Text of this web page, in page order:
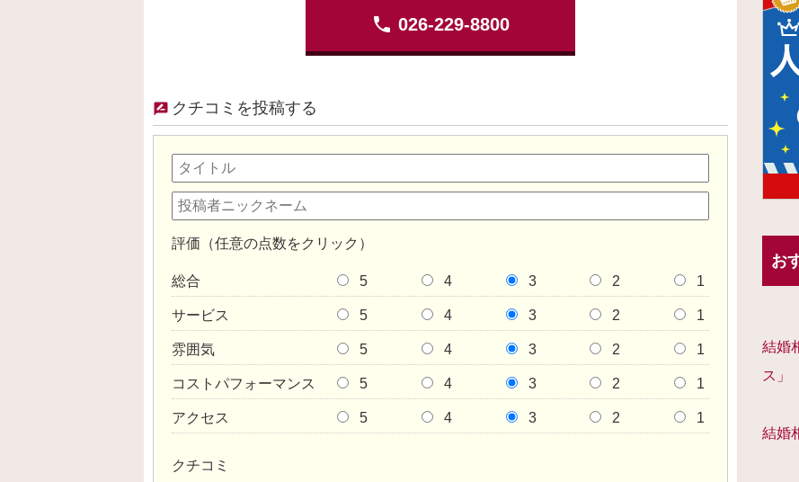
phone 026-229-8800
クチコミを投稿する
評価（任意の点数をクリック）
総合 5 4 3 2 1
サービス 5 4 3 2 1
雰囲気 5 4 3 2 1
コストパフォーマンス 5 4 3 2 1
アクセス 5 4 3 2 1
クチコミ
お
結婚
ス」
結婚